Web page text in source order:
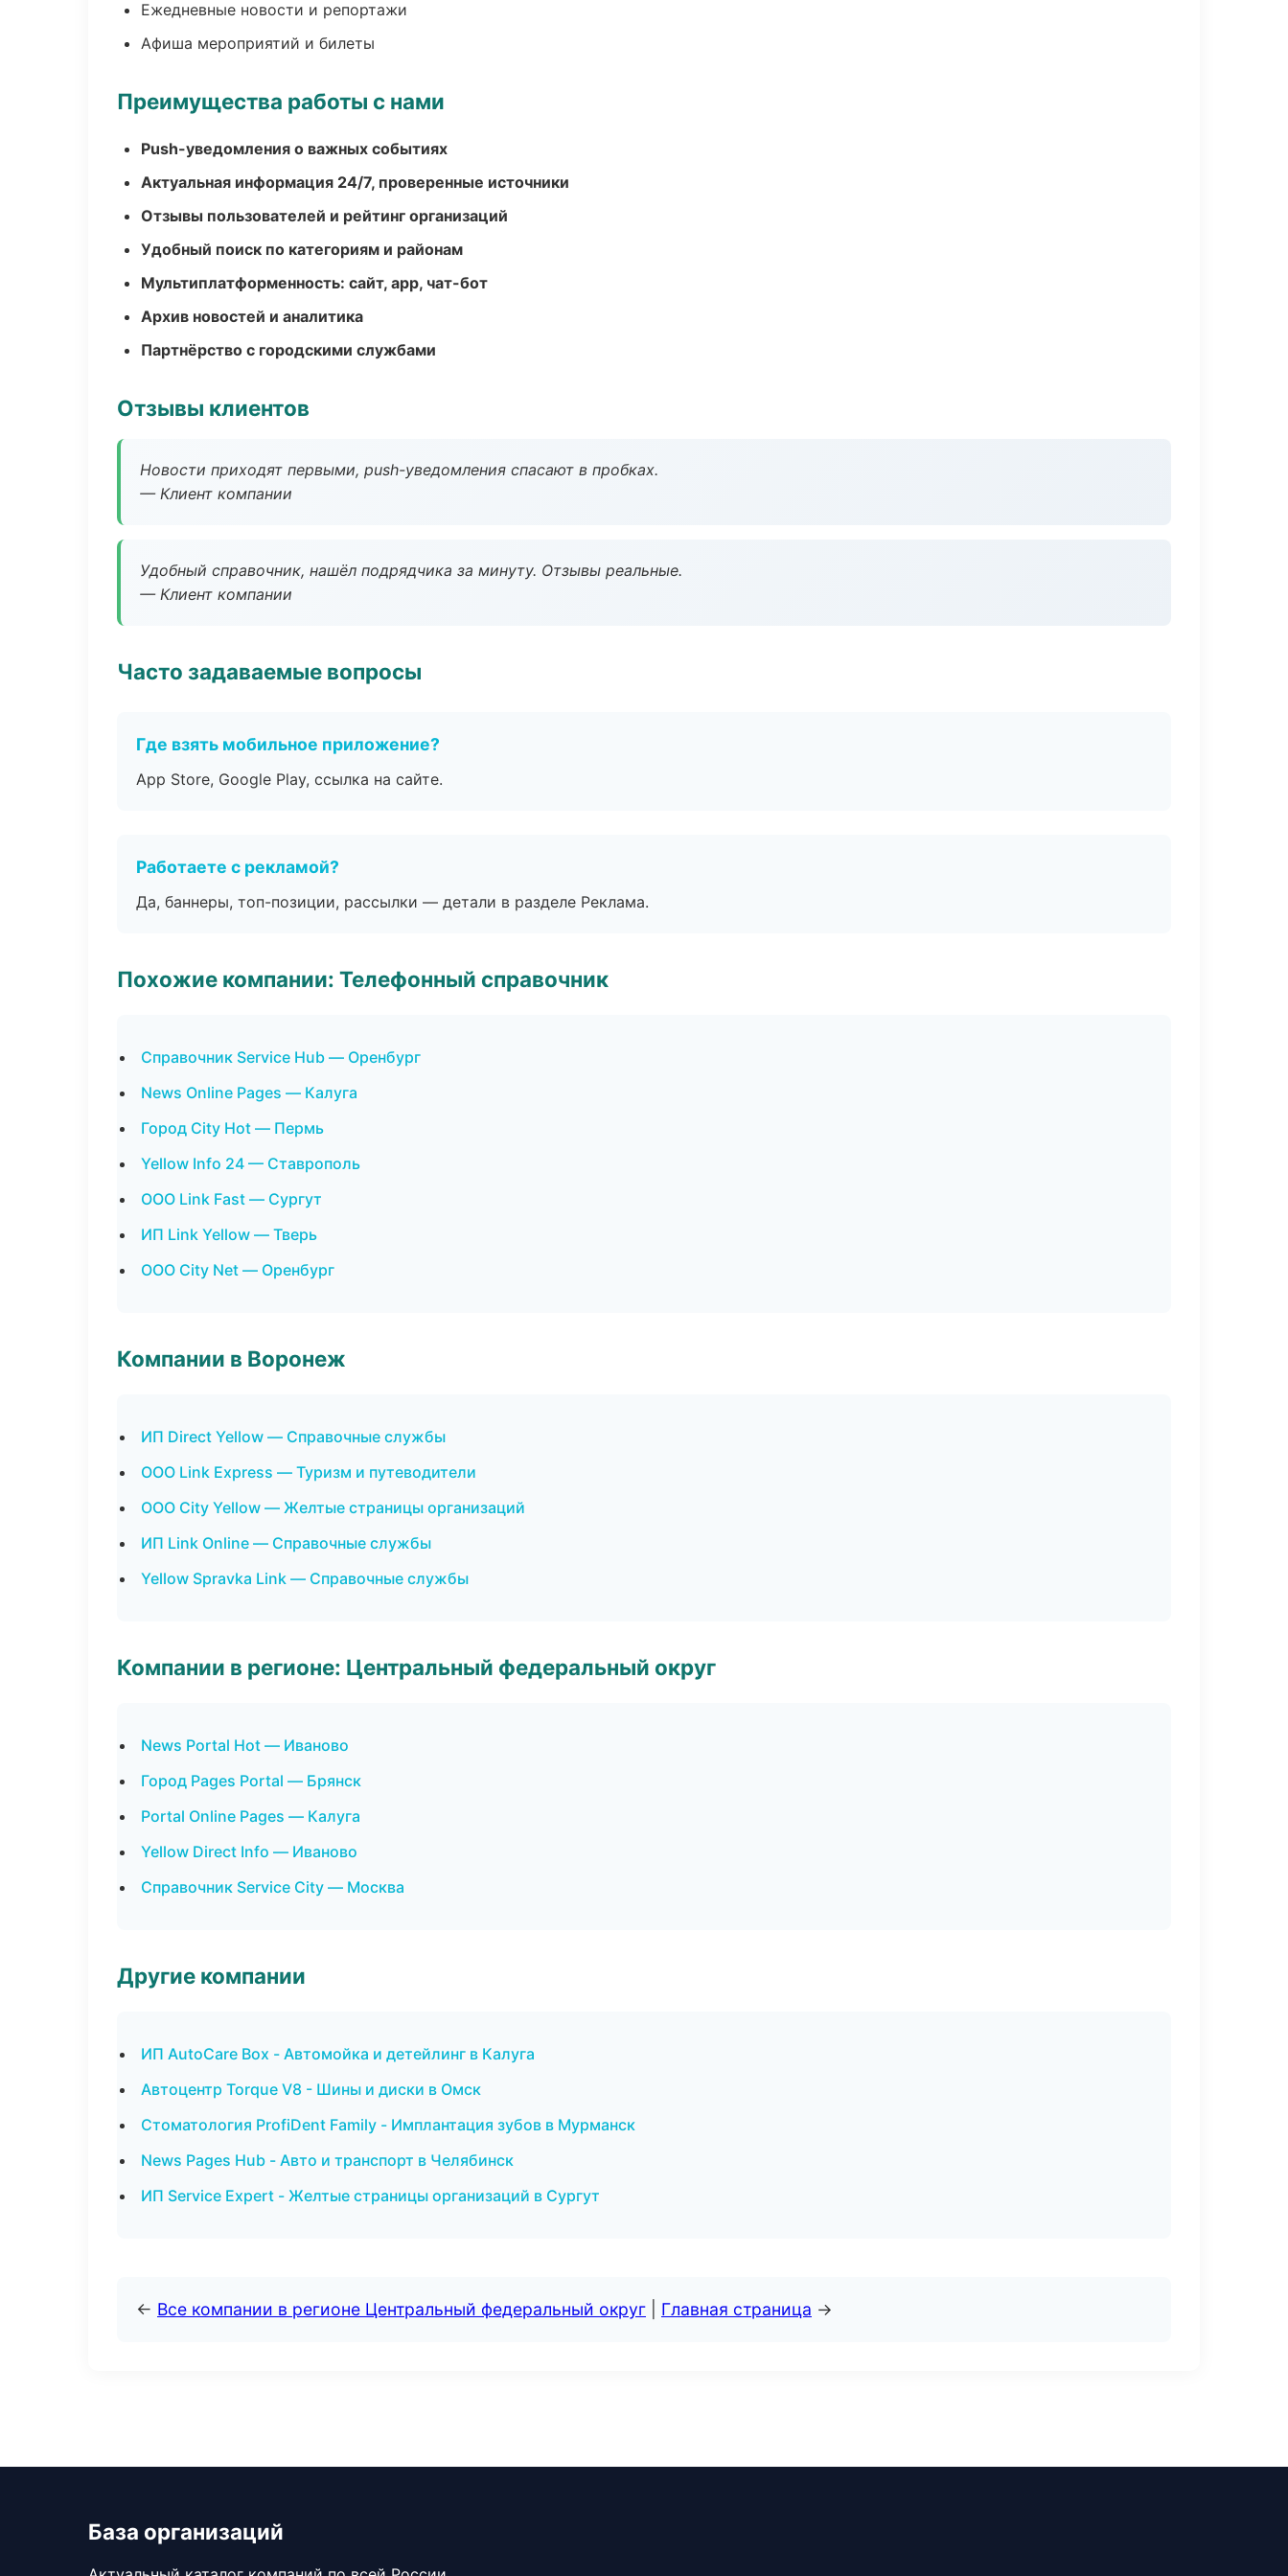
Ежедневные новости и репортажи
Афиша мероприятий и билеты
Преимущества работы с нами
Push-уведомления о важных событиях
Актуальная информация 24/7, проверенные источники
Отзывы пользователей и рейтинг организаций
Удобный поиск по категориям и районам
Мультиплатформенность: сайт, app, чат-бот
Архив новостей и аналитика
Партнёрство с городскими службами
Отзывы клиентов
Новости приходят первыми, push-уведомления спасают в пробках.
— Клиент компании
Удобный справочник, нашёл подрядчика за минуту. Отзывы реальные.
— Клиент компании
Часто задаваемые вопросы
Где взять мобильное приложение?
App Store, Google Play, ссылка на сайте.
Работаете с рекламой?
Да, баннеры, топ-позиции, рассылки — детали в разделе Реклама.
Похожие компании: Телефонный справочник
Справочник Service Hub — Оренбург
News Online Pages — Калуга
Город City Hot — Пермь
Yellow Info 24 — Ставрополь
ООО Link Fast — Сургут
ИП Link Yellow — Тверь
ООО City Net — Оренбург
Компании в Воронеж
ИП Direct Yellow — Справочные службы
ООО Link Express — Туризм и путеводители
ООО City Yellow — Желтые страницы организаций
ИП Link Online — Справочные службы
Yellow Spravka Link — Справочные службы
Компании в регионе: Центральный федеральный округ
News Portal Hot — Иваново
Город Pages Portal — Брянск
Portal Online Pages — Калуга
Yellow Direct Info — Иваново
Справочник Service City — Москва
Другие компании
ИП AutoCare Box - Автомойка и детейлинг в Калуга
Автоцентр Torque V8 - Шины и диски в Омск
Стоматология ProfiDent Family - Имплантация зубов в Мурманск
News Pages Hub - Авто и транспорт в Челябинск
ИП Service Expert - Желтые страницы организаций в Сургут
← Все компании в регионе Центральный федеральный округ Главная страница →
База организаций